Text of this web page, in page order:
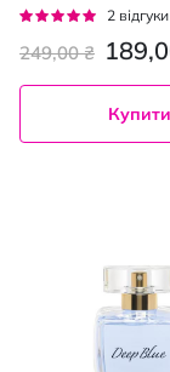
Рейтинг:
2 відгуки
249,00 ₴
Купити